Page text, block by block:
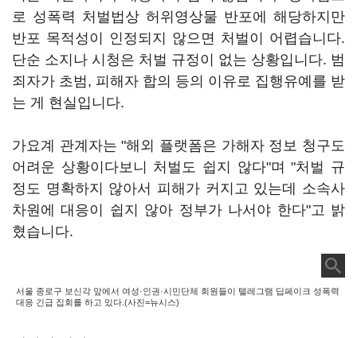
로 성폭력 처벌법상 허위영상물 반포에 해당하지만
반포 목적성이 인정되지 않으면 처벌이 어렵습니다.
단순 소지나 시청은 처벌 규정이 없는 상황입니다. 범
죄자가 초범, 피해자 합의 등의 이유로 집행유예를 받
는 게 현실입니다.
가요계 관계자는 "해외 플랫폼은 가해자 정보 청구도
어려운 상황이다보니 처벌도 쉽지 않다"며 "처벌 규
정도 명확하지 않아서 피해가 커지고 있는데 소속사
차원에 대응이 쉽지 않아 정부가 나서야 한다"고 밝
혔습니다.
서울 종로구 보신각 앞에서 여성·인권·시민단체 회원들이 텔레그램 딥페이크 성폭력
대응 긴급 집회를 하고 있다.(사진=뉴시스)